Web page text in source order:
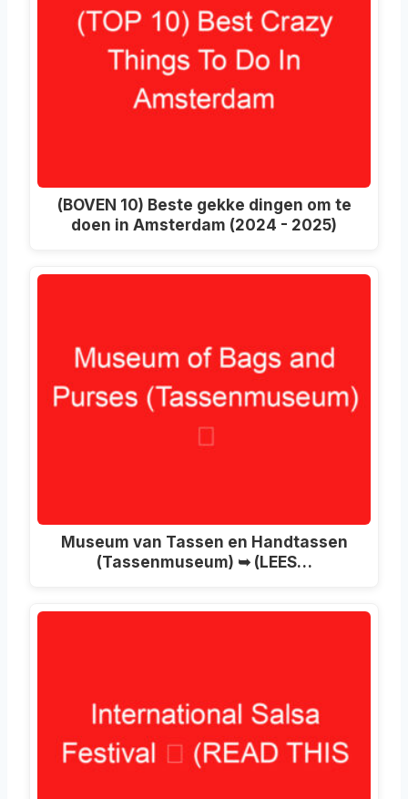
(BOVEN 10) Beste gekke dingen om te
doen in Amsterdam (2024 - 2025)
Museum van Tassen en Handtassen
(Tassenmuseum) ➥ (LEES…